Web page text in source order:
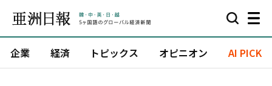
企業 経済 トピックス オピニオン AI PICK